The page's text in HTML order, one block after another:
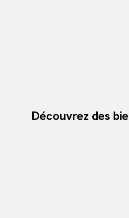
Découvrez des